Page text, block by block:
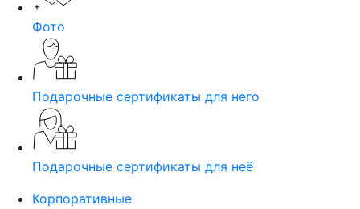
Фото
Подарочные сертификаты для него
Подарочные сертификаты для неё
Корпоративные